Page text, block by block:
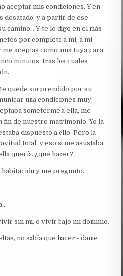
aceptar mis condiciones. Y en
desatado, y a partir de ese
camino… Y te lo digo en el más
por completo a mi, a mi
aceptas como ama tuya para
minutos, tras los cuales
quede sorprendido por su
una condiciones muy
someterme a ella, me
fin de nuestro matrimonio. Yo la
dispuesto a ello. Pero la
total, y eso si me asustaba,
quería. ¿qué hacer?
y me pregunto.
sin mi, o vivir bajo mi dominio.
no sabía que hacer.- dame